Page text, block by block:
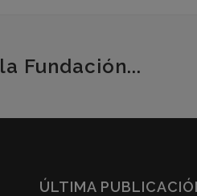
Fundación...
ÚLTIMA